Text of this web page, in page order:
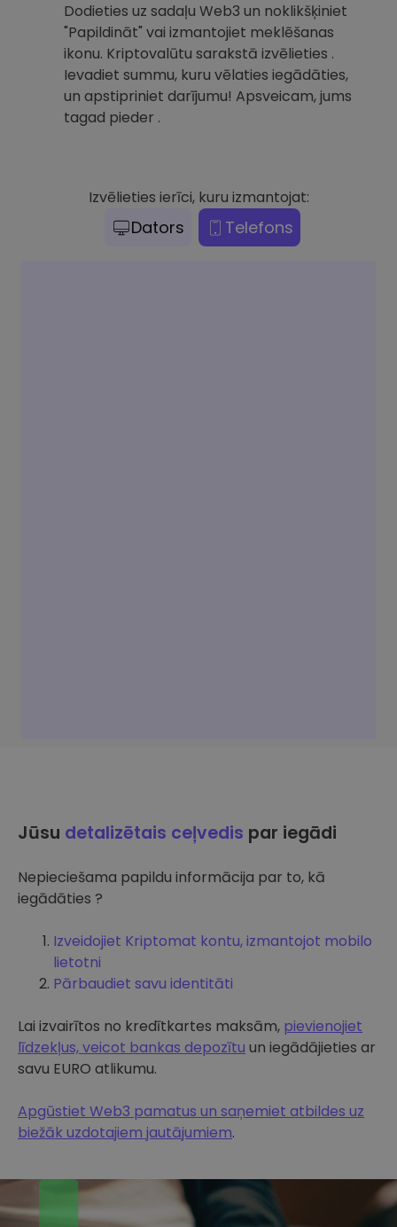
Dodieties uz sadaļu Web3 un noklikšķiniet
"Papildināt" vai izmantojiet meklēšanas
ikonu. Kriptovalūtu sarakstā izvēlieties .
Ievadiet summu, kuru vēlaties iegādāties,
un apstipriniet darījumu! Apsveicam, jums
tagad pieder .
Izvēlieties ierīci, kuru izmantojat:
Dators Telefons
Jūsu detalizētais ceļvedis par iegādi
Nepieciešama papildu informācija par to, kā
iegādāties ?
Izveidojiet Kriptomat kontu, izmantojot mobilo
lietotni
Pārbaudiet savu identitāti
Lai izvairītos no kredītkartes maksām, pievienojiet
līdzekļus, veicot bankas depozītu un iegādājieties ar
savu EURO atlikumu.
Apgūstiet Web3 pamatus un saņemiet atbildes uz
biežāk uzdotajiem jautājumiem.